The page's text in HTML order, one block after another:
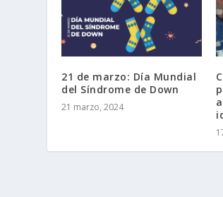
21 de marzo: Día Mundial
del Síndrome de Down
21 marzo, 2024